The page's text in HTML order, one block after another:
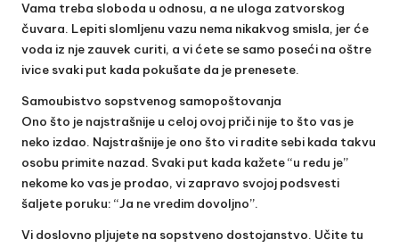
Vama treba sloboda u odnosu, a ne uloga zatvorskog
čuvara. Lepiti slomljenu vazu nema nikakvog smisla, jer će
voda iz nje zauvek curiti, a vi ćete se samo poseći na oštre
ivice svaki put kada pokušate da je prenesete.
Samoubistvo sopstvenog samopoštovanja
Ono što je najstrašnije u celoj ovoj priči nije to što vas je
neko izdao. Najstrašnije je ono što vi radite sebi kada takvu
osobu primite nazad. Svaki put kada kažete “u redu je”
nekome ko vas je prodao, vi zapravo svojoj podsvesti
šaljete poruku: “Ja ne vredim dovoljno”.
Vi doslovno pljujete na sopstveno dostojanstvo. Učite tu